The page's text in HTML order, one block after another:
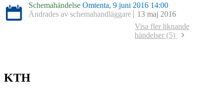
Schemahändelse Omtenta, 9 juni 2016 14:00
Ändrades av schemahandläggare
13 maj 2016
Visa fler liknande
händelser (5)
Schemahändelse
KTH